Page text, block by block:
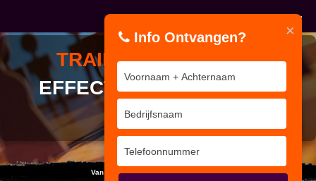
TRAININGADWORDS
EFFECTIEF LEREN IN DE
PRAKTIJK
Van e-Learning, Enquête tot Onderzoek
×
Info Ontvangen?